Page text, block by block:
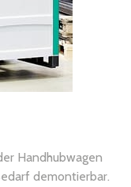
Handhubwagen
demontierbar.